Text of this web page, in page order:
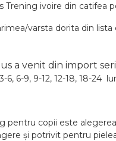
Trening ivoire din catifea
varsta dorita din lista
a venit din import
6, 6-9, 9-12, 12-18, 18-24
pentru copii este
și potrivit pentru